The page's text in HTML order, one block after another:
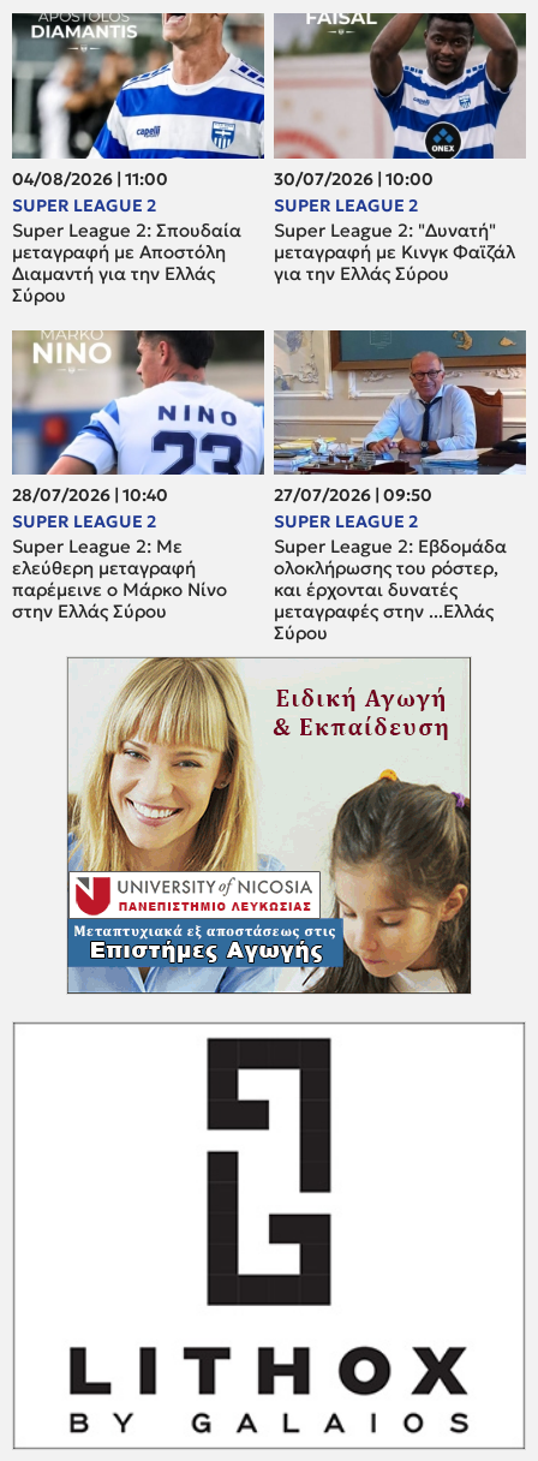
04/08/2026 | 11:00
SUPER LEAGUE 2
Super League 2: Σπουδαία
μεταγραφή με Αποστόλη
Διαμαντή για την Ελλάς
Σύρου
30/07/2026 | 10:00
SUPER LEAGUE 2
Super League 2: "Δυνατή"
μεταγραφή με Κινγκ Φαϊζάλ
για την Ελλάς Σύρου
28/07/2026 | 10:40
SUPER LEAGUE 2
Super League 2: Mε
ελεύθερη μεταγραφή
παρέμεινε ο Μάρκο Νίνο
στην Ελλάς Σύρου
27/07/2026 | 09:50
SUPER LEAGUE 2
Super League 2: Εβδομάδα
ολοκλήρωσης του ρόστερ,
και έρχονται δυνατές
μεταγραφές στην ...Ελλάς
Σύρου